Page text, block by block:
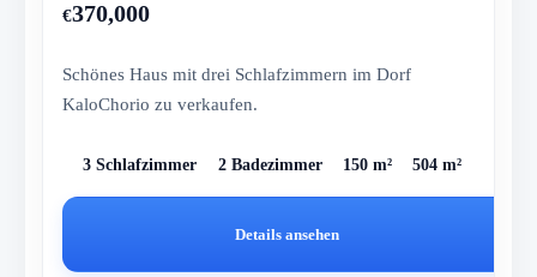
€370,000
Schönes Haus mit drei Schlafzimmern im Dorf
KaloChorio zu verkaufen.
3 Schlafzimmer 2 Badezimmer 150 m² 504 m²
Details ansehen